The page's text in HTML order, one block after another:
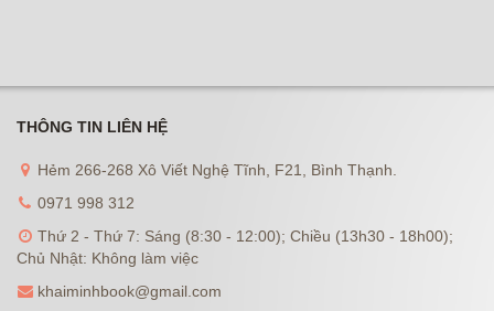
THÔNG TIN LIÊN HỆ
Hẻm 266-268 Xô Viết Nghệ Tĩnh, F21, Bình Thạnh.
0971 998 312
Thứ 2 - Thứ 7: Sáng (8:30 - 12:00); Chiều (13h30 - 18h00);
Chủ Nhật: Không làm việc
khaiminhbook@gmail.com